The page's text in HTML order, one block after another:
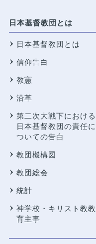
日本基督教団とは
日本基督教団とは
信仰告白
教憲
沿革
第二次大戦下における
日本基督教団の責任に
ついての告白
教団機構図
教団総会
統計
神学校・キリスト教教
育主事